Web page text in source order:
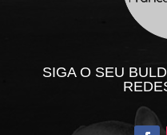
SIGA O SEU